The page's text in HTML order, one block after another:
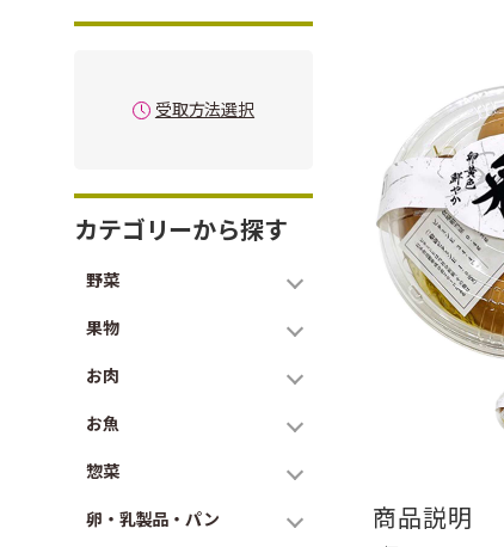
受取方法選択
カテゴリーから探す
野菜
果物
お肉
お魚
惣菜
卵・乳製品・パン 商品説明